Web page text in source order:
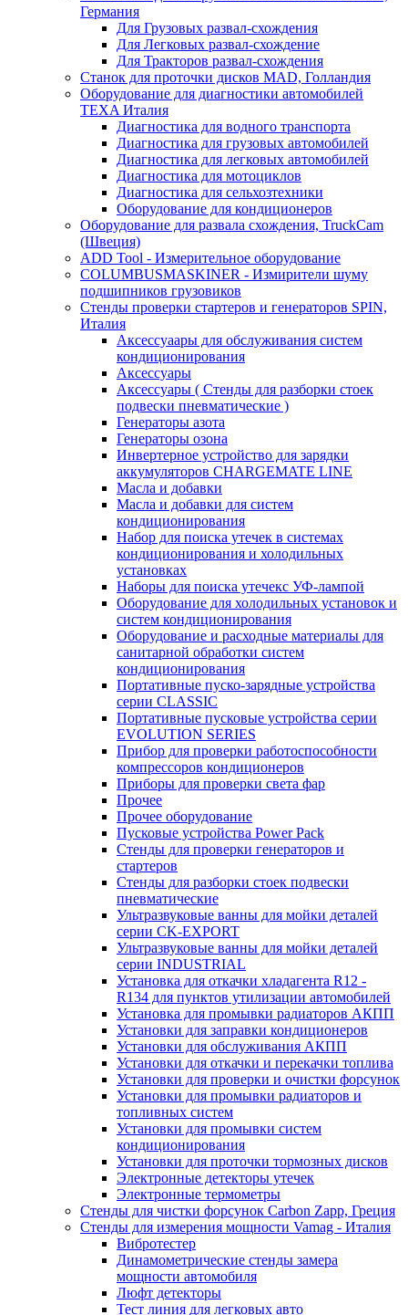
Германия
Для Грузовых развал-схождения
Для Легковых развал-схождение
Для Тракторов развал-схождения
Станок для проточки дисков MAD, Голландия
Оборудование для диагностики автомобилей
TEXA Италия
Диагностика для водного транспорта
Диагностика для грузовых автомобилей
Диагностика для легковых автомобилей
Диагностика для мотоциклов
Диагностика для сельхозтехники
Оборудование для кондиционеров
Оборудование для развала схождения, TruckCam
(Швеция)
ADD Tool - Измерительное оборудование
COLUMBUSMASKINER - Измирители шуму
подшипников грузовиков
Стенды проверки стартеров и генераторов SPIN,
Италия
Аксессуаары для обслуживания систем
кондиционирования
Аксессуары
Аксессуары ( Стенды для разборки стоек
подвески пневматические )
Генераторы азота
Генераторы озона
Инвертерное устройство для зарядки
аккумуляторов CHARGEMATE LINE
Масла и добавки
Масла и добавки для систем
кондиционирования
Набор для поиска утечек в системах
кондиционирования и холодильных
установках
Наборы для поиска утечекс УФ-лампой
Оборудование для холодильных установок и
систем кондиционирования
Оборудование и расходные материалы для
санитарной обработки систем
кондиционирования
Портативные пуско-зарядные устройства
серии CLASSIC
Портативные пусковые устройства серии
EVOLUTION SERIES
Прибор для проверки работоспособности
компрессоров кондиционеров
Приборы для проверки света фар
Прочее
Прочее оборудование
Пусковые устройства Power Pack
Стенды для проверки генераторов и
стартеров
Стенды для разборки стоек подвески
пневматические
Ультразвуковые ванны для мойки деталей
серии CK-EXPORT
Ультразвуковые ванны для мойки деталей
серии INDUSTRIAL
Установка для откачки хладагента R12 -
R134 для пунктов утилизации автомобилей
Установка для промывки радиаторов АКПП
Установки для заправки кондиционеров
Установки для обслуживания АКПП
Установки для откачки и перекачки топлива
Установки для проверки и очистки форсунок
Установки для промывки радиаторов и
топливных систем
Установки для промывки систем
кондиционирования
Установки для проточки тормозных дисков
Электронные детекторы утечек
Электронные термометры
Стенды для чистки форсунок Carbon Zapp, Греция
Стенды для измерения мощности Vamag - Италия
Вибротестер
Динамометрические стенды замера
мощности автомобиля
Люфт детекторы
Тест линия для легковых авто